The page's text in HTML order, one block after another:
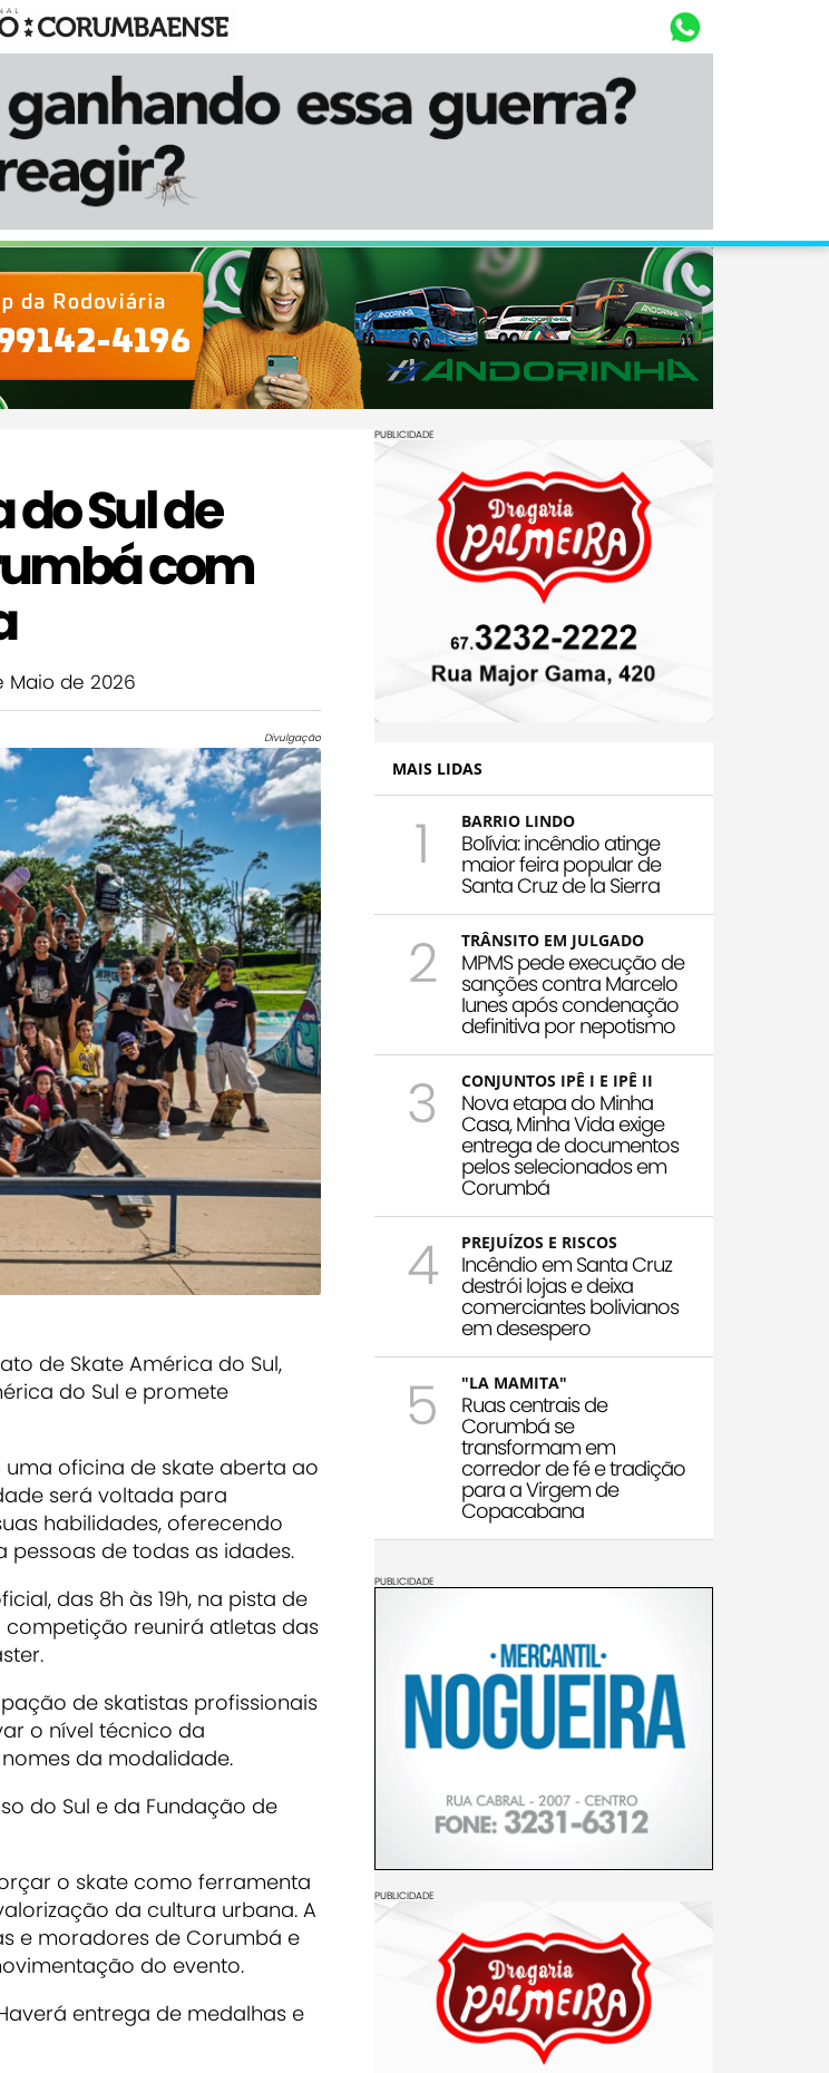
Diário Corumbaense
Sul de
com
Maio de 2026
Divulgação
de Skate América do Sul,
do Sul e promete
uma oficina de skate aberta ao
será voltada para
habilidades, oferecendo
de todas as idades.
das 8h às 19h, na pista de
competição reunirá atletas das
de skatistas profissionais
o nível técnico da
da modalidade.
do Sul e da Fundação de
o skate como ferramenta
da cultura urbana. A
e moradores de Corumbá e
do evento.
entrega de medalhas e
PUBLICIDADE
MAIS LIDAS
1 BARRIO LINDO
Bolívia: incêndio atinge
maior feira popular de
Santa Cruz de la Sierra
2 TRÂNSITO EM JULGADO
MPMS pede execução de
sanções contra Marcelo
Iunes após condenação
definitiva por nepotismo
3 CONJUNTOS IPÊ I E IPÊ II
Nova etapa do Minha
Casa, Minha Vida exige
entrega de documentos
pelos selecionados em
Corumbá
4 PREJUÍZOS E RISCOS
Incêndio em Santa Cruz
destrói lojas e deixa
comerciantes bolivianos
em desespero
5 "LA MAMITA"
Ruas centrais de
Corumbá se
transformam em
corredor de fé e tradição
para a Virgem de
Copacabana
PUBLICIDADE
PUBLICIDADE